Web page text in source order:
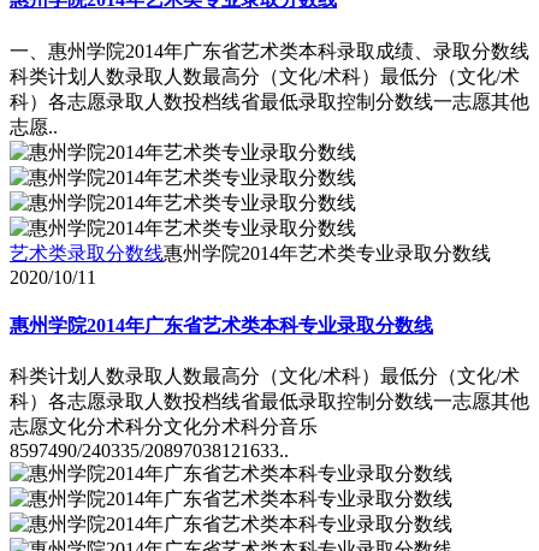
一、惠州学院2014年广东省艺术类本科录取成绩、录取分数线
科类计划人数录取人数最高分（文化/术科）最低分（文化/术
科）各志愿录取人数投档线省最低录取控制分数线一志愿其他
志愿..
艺术类录取分数线惠州学院2014年艺术类专业录取分数线
2020/10/11
惠州学院2014年广东省艺术类本科专业录取分数线
科类计划人数录取人数最高分（文化/术科）最低分（文化/术
科）各志愿录取人数投档线省最低录取控制分数线一志愿其他
志愿文化分术科分文化分术科分音乐
8597490/240335/20897038121633..